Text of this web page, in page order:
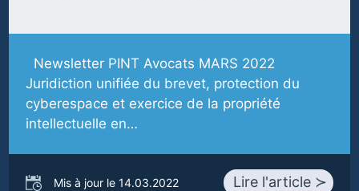
Newsletter PINT Avocats MARS 2022
Juridiction unifiée du brevet, protection du
cyberespace et exercice de la propriété
intellectuelle en…
Mis à jour le 14.03.2022 Lire l'article ≻